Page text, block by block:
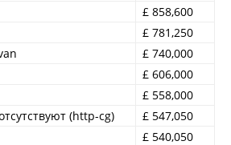
£ 858,600
£ 781,250
£ 740,000
£ 606,000
£ 558,000
(http-cg)
£ 547,050
£ 540,050